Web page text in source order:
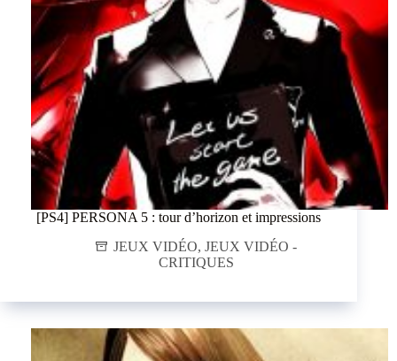
[PS4] PERSONA 5 : tour d’horizon et impressions
JEUX VIDÉO,JEUX VIDÉO -
CRITIQUES